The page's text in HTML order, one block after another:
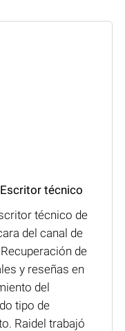
Escritor técnico
técnico de
del canal de
de
y reseñas en
del
tipo de
Raidel trabajó